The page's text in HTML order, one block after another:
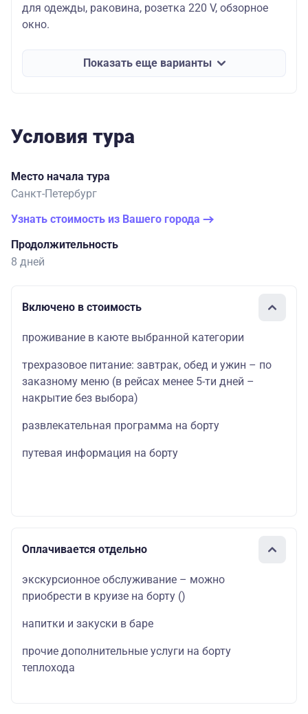
для одежды, раковина, розетка 220 V, обзорное
окно.
Показать еще варианты
Условия тура
Место начала тура
Санкт-Петербург
Узнать стоимость из Вашего города
Продолжительность
8 дней
Включено в стоимость
проживание в каюте выбранной категории
трехразовое питание: завтрак, обед и ужин – по
заказному меню (в рейсах менее 5-ти дней –
накрытие без выбора)
развлекательная программа на борту
путевая информация на борту
Оплачивается отдельно
экскурсионное обслуживание – можно
приобрести в круизе на борту ()
напитки и закуски в баре
прочие дополнительные услуги на борту
теплохода